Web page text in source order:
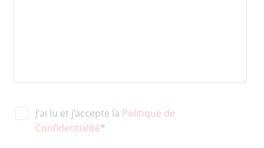
J'ai lu et j’accepte la Politique de
Confidentialité*